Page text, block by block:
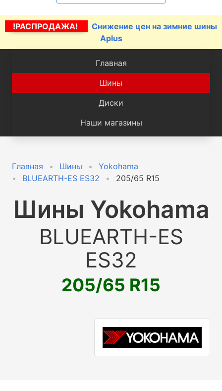
!РАСПРОДАЖА!
Снижение цен на зимние шины
Aplus
Главная
Шины
Диски
Наши магазины
Главная Шины
Yokohama
BLUEARTH-ES ES32
205/65 R15
Шины Yokohama
BLUEARTH-ES
ES32
205/65 R15